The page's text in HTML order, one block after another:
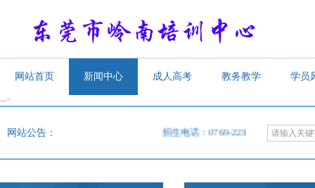
网站首页 新闻中心 成人高考 教务教学 学员
-->
<
网站公告： 招生电话：0769-22385619，